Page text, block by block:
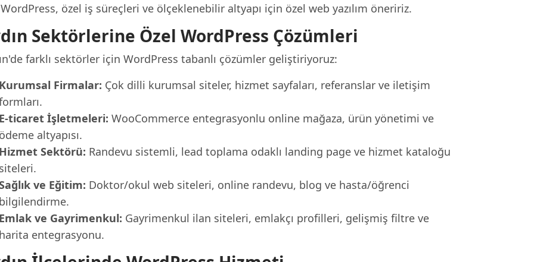
özel iş süreçleri ve ölçeklenebilir altyapı için özel web yazılım öneririz.
Sektörlerine Özel WordPress Çözümleri
farklı sektörler için WordPress tabanlı çözümler geliştiriyoruz:
Kurumsal Firmalar: Çok dilli kurumsal siteler, hizmet sayfaları, referanslar ve iletişim
E-ticaret İşletmeleri: WooCommerce entegrasyonlu online mağaza, ürün yönetimi ve
ödeme altyapısı.
Hizmet Sektörü: Randevu sistemli, lead toplama odaklı landing page ve hizmet kataloğu
siteleri.
ve Eğitim: Doktor/okul web siteleri, online randevu, blog ve hasta/öğrenci
bilgilendirme.
Emlak ve Gayrimenkul: Gayrimenkul ilan siteleri, emlakçı profilleri, gelişmiş filtre ve
harita entegrasyonu.